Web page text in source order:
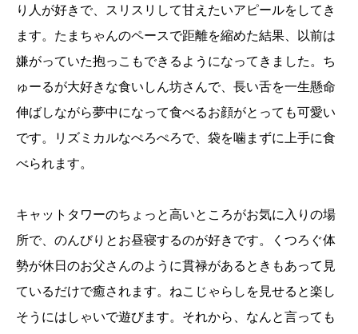
り人が好きで、スリスリして甘えたいアピールをしてき
ます。たまちゃんのペースで距離を縮めた結果、以前は
嫌がっていた抱っこもできるようになってきました。ち
ゅーるが大好きな食いしん坊さんで、長い舌を一生懸命
伸ばしながら夢中になって食べるお顔がとっても可愛い
です。リズミカルなぺろぺろで、袋を噛まずに上手に食
べられます。
キャットタワーのちょっと高いところがお気に入りの場
所で、のんびりとお昼寝するのが好きです。くつろぐ体
勢が休日のお父さんのように貫禄があるときもあって見
ているだけで癒されます。ねこじゃらしを見せると楽し
そうにはしゃいで遊びます。それから、なんと言っても